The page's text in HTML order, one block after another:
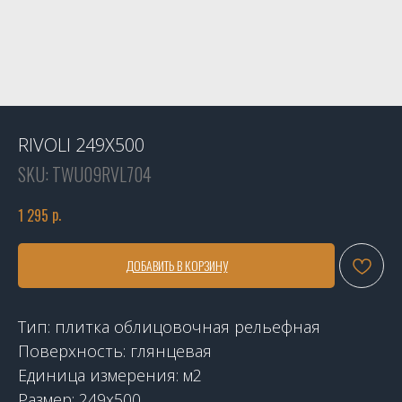
RIVOLI 249X500
SKU: TWU09RVL704
1 295 р.
ДОБАВИТЬ В КОРЗИНУ
Тип: плитка облицовочная рельефная
Поверхность: глянцевая
Единица измерения: м2